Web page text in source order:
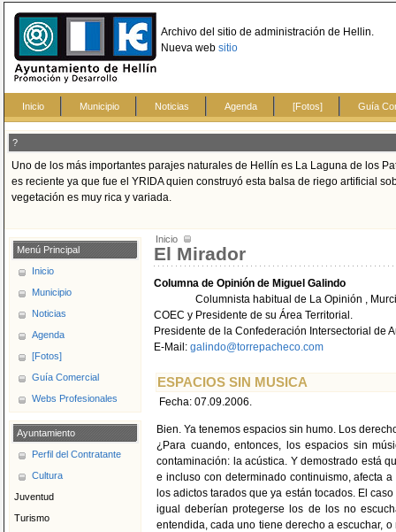
Archivo del sitio de administración de Hellin.
Nueva web sitio
Inicio Municipio Noticias Agenda [Fotos] Guía
?
Uno de los más importantes parajes naturales de Hellín es La Laguna de los
es reciente ya que fue el YRIDA quien construyó esta balsa de riego artificial
vegetación es muy rica y variada.
Menú Principal
Inicio
Municipio
Noticias
Agenda
[Fotos]
Guía Comercial
Webs Profesionales
Ayuntamiento
Perfil del Contratante
Cultura
Juventud
Turismo
Inicio
El Mirador
Columna de Opinión de Miguel Galindo
Columnista habitual de La Opinión ,
COEC y Presidente de su Área Territorial.
Presidente de la Confederación Intersectorial de
E-Mail: galindo@torrepacheco.com
ESPACIOS SIN MUSICA
Fecha: 07.09.2006.
Bien. Ya tenemos espacios sin humo. Los
¿Para cuando, entonces, los espacios sin
contaminación: la acústica. Y demostrado está
e incluso con determinado continuismo, afecta
los adictos tarados que ya están tocados. El
igual deberían protegerse los de los no
entendida, cada uno tiene derecho a escuchar,